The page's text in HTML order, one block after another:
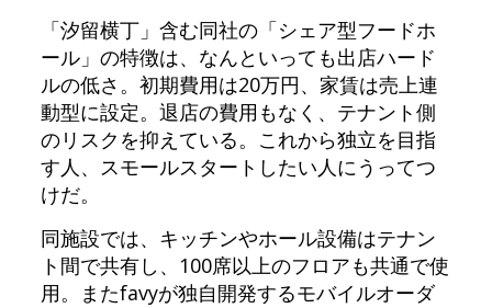
「汐留横丁」含む同社の「シェア型フードホ
ール」の特徴は、なんといっても出店ハード
ルの低さ。初期費用は20万円、家賃は売上連
動型に設定。退店の費用もなく、テナント側
のリスクを抑えている。これから独立を目指
す人、スモールスタートしたい人にうってつ
けだ。
同施設では、キッチンやホール設備はテナン
ト間で共有し、100席以上のフロアも共通で使
用。またfavyが独自開発するモバイルオーダ